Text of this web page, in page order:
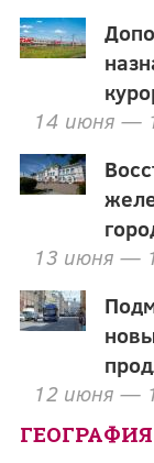
14 июня —
13 июня —
12 июня —